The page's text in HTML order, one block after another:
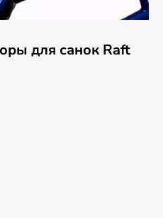
для санок Raft